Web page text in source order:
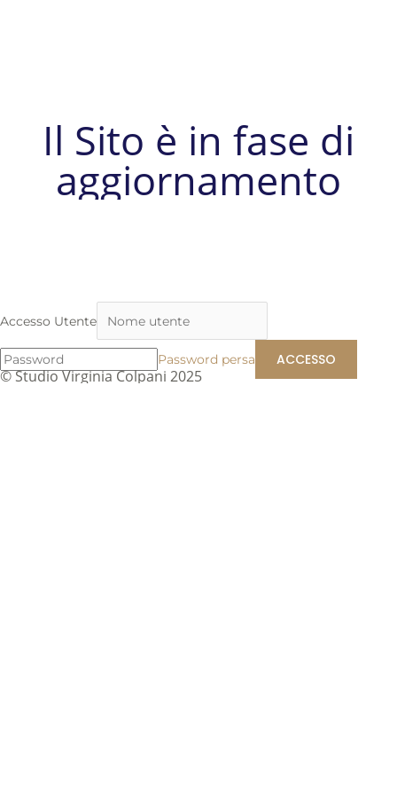
Il Sito è in fase di
aggiornamento
© Studio Virginia Colpani 2025
Accesso Utente
Password persa